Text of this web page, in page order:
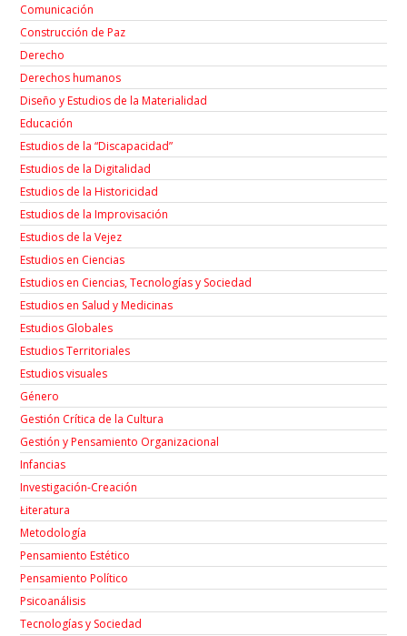
Comunicación
Construcción de Paz
Derecho
Derechos humanos
Diseño y Estudios de la Materialidad
Educación
Estudios de la “Discapacidad”
Estudios de la Digitalidad
Estudios de la Historicidad
Estudios de la Improvisación
Estudios de la Vejez
Estudios en Ciencias
Estudios en Ciencias, Tecnologías y Sociedad
Estudios en Salud y Medicinas
Estudios Globales
Estudios Territoriales
Estudios visuales
Género
Gestión Crítica de la Cultura
Gestión y Pensamiento Organizacional
Infancias
Investigación-Creación
Łiteratura
Metodología
Pensamiento Estético
Pensamiento Político
Psicoanálisis
Tecnologías y Sociedad